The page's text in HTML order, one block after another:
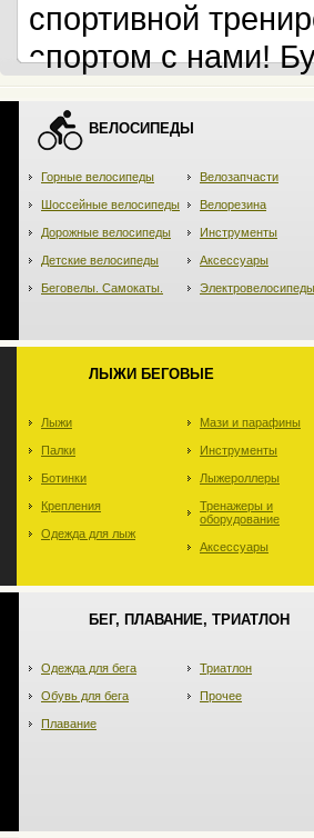
спортивной
спортом с нами!
ВЕЛОСИПЕДЫ
Горные велосипеды
Шоссейные велосипеды
Дорожные велосипеды
Детские велосипеды
Беговелы. Самокаты.
Велозапчасти
Велорезина
Инструменты
Аксессуары
Электровелосипеды
ЛЫЖИ БЕГОВЫЕ
Лыжи
Палки
Ботинки
Крепления
Одежда для лыж
Мази и парафины
Инструменты
Лыжероллеры
Тренажеры и
оборудование
Аксессуары
БЕГ, ПЛАВАНИЕ, ТРИАТЛОН
Одежда для бега
Обувь для бега
Плавание
Триатлон
Прочее